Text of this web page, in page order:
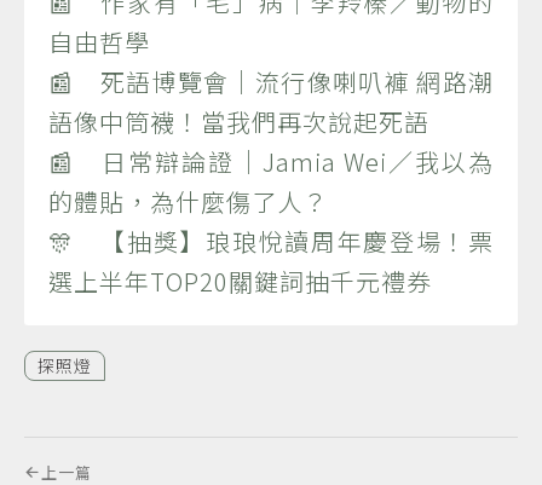
自由哲學
📰 死語博覽會｜流行像喇叭褲 網路潮
語像中筒襪！當我們再次說起死語
📰 日常辯論證｜Jamia Wei／我以為
的體貼，為什麼傷了人？
🎊 【抽獎】琅琅悅讀周年慶登場！票
選上半年TOP20關鍵詞抽千元禮券
探照燈
上一篇